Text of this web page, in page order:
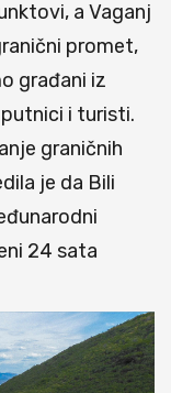
a Vaganj
promet,
građani iz
i turisti.
graničnih
je da Bili
24 sata